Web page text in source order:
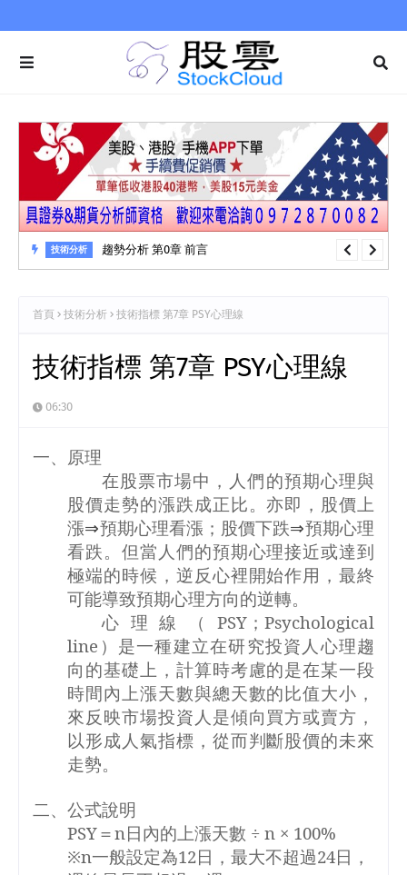
交易系統 交易系統3-9 型態學…範例：下降楔形
首頁 技術分析 技術指標 第7章 PSY心理線
技術指標 第7章 PSY心理線
06:30
一、原理
在股票市場中，人們的預期心理與
股價走勢的漲跌成正比。亦即，股價上
漲⇒預期心理看漲；股價下跌⇒預期心理
看跌。但當人們的預期心理接近或達到
極端的時候，逆反心裡開始作用，最終
可能導致預期心理方向的逆轉。
心理線（ PSY ； Psychological
line ）是一種建立在研究投資人心理趨
向的基礎上，計算時考慮的是在某一段
時間內上漲天數與總天數的比值大小，
來反映市場投資人是傾向買方或賣方，
以形成人氣指標，從而判斷股價的未來
走勢。
二、公式說明
PSY＝n日內的上漲天數 ÷ n × 100%
※n一般設定為12日，最大不超過24日，